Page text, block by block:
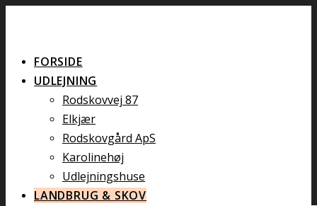
FORSIDE
UDLEJNING
Rodskovvej 87
Elkjær
Rodskovgård ApS
Karolinehøj
Udlejningshuse
LANDBRUG & SKOV